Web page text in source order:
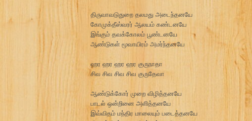
திருவாவடுதுறை தலமது அடைந்தனயே
கோமுக்தீஸ்வரர் ஆலயம் கண்டனயே
இங்கும் தவக்கோலம் பூண்டனயே
ஆண்டுகள் மூவாயிரம் அமர்ந்தனயே
ஹர ஹர ஹர ஹர குருநாதா
சிவ சிவ சிவ சிவ குருதேவா
ஆண்டுக்கோர் முறை விழித்தனயே
பாடல் ஒன்றினை அளித்தனயே
இவ்விதம் மந்திர மாலையும் படைத்தனயே